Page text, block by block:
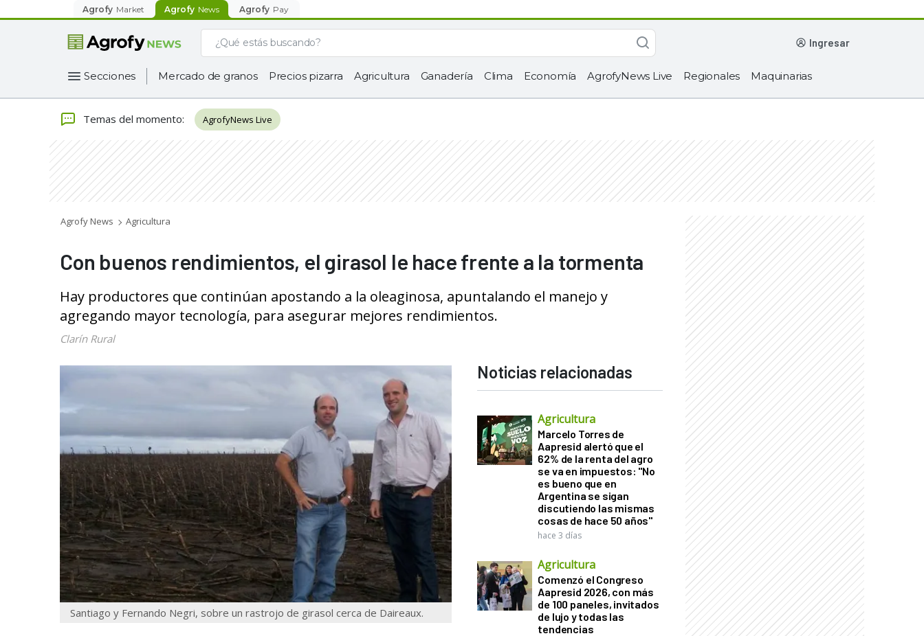
Agrofy Market Agrofy News Agrofy Pay
ingresar
Secciones Mercado de granos Precios pizarra Agricultura Ganadería Clima Economía AgrofyNews Live Regionales Maquinarias
Temas del momento: AgrofyNews Live
Agrofy News Agricultura
Con buenos rendimientos, el girasol le hace frente a la tormenta
Hay productores que continúan apostando a la oleaginosa, apuntalando el manejo y
agregando mayor tecnología, para asegurar mejores rendimientos.
Clarín Rural
Santiago y Fernando Negri, sobre un rastrojo de girasol cerca de Daireaux.
Noticias relacionadas
Agricultura
Marcelo Torres de
Aapresid alertó que el
62% de la renta del agro
se va en impuestos: "No
es bueno que en
Argentina se sigan
discutiendo las mismas
cosas de hace 50 años"
hace 3 días
Agricultura
Comenzó el Congreso
Aapresid 2026, con más
de 100 paneles, invitados
de lujo y todas las
tendencias